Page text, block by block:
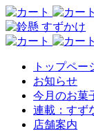
トップペー
お知らせ
今月のお菓
連載：すず
店舗案内